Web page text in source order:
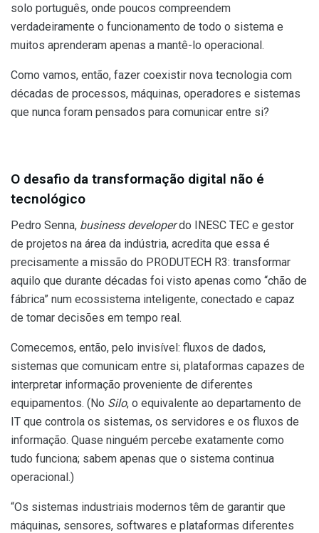
solo português, onde poucos compreendem
verdadeiramente o funcionamento de todo o sistema e
muitos aprenderam apenas a mantê-lo operacional.
Como vamos, então, fazer coexistir nova tecnologia com
décadas de processos, máquinas, operadores e sistemas
que nunca foram pensados para comunicar entre si?
O desafio da transformação digital não é
tecnológico
Pedro Senna, business developerdo INESC TEC e gestor
de projetos na área da indústria, acredita que essa é
precisamente a missão do PRODUTECH R3: transformar
aquilo que durante décadas foi visto apenas como “chão de
fábrica” num ecossistema inteligente, conectado e capaz
de tomar decisões em tempo real.
Comecemos, então, pelo invisível: fluxos de dados,
sistemas que comunicam entre si, plataformas capazes de
interpretar informação proveniente de diferentes
equipamentos. (No Silo, o equivalente ao departamento de
IT que controla os sistemas, os servidores e os fluxos de
informação. Quase ninguém percebe exatamente como
tudo funciona; sabem apenas que o sistema continua
operacional.)
“Os sistemas industriais modernos têm de garantir que
máquinas, sensores, softwares e plataformas diferentes